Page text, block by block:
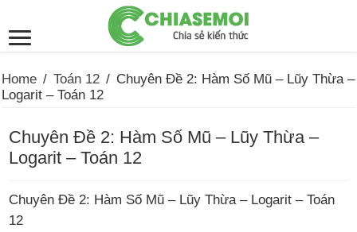
Home / Toán 12 / Chuyên Đề 2: Hàm Số Mũ – Lũy Thừa –
Logarit – Toán 12
Chuyên Đề 2: Hàm Số Mũ – Lũy Thừa –
Logarit – Toán 12
Chuyên Đề 2: Hàm Số Mũ – Lũy Thừa – Logarit – Toán
12